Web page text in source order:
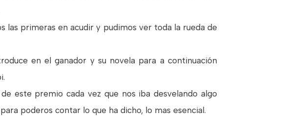
las primeras en acudir y pudimos ver toda la rueda de
en el ganador y su novela para a continuación
este premio cada vez que nos iba desvelando algo
poderos contar lo que ha dicho, lo mas esencial.